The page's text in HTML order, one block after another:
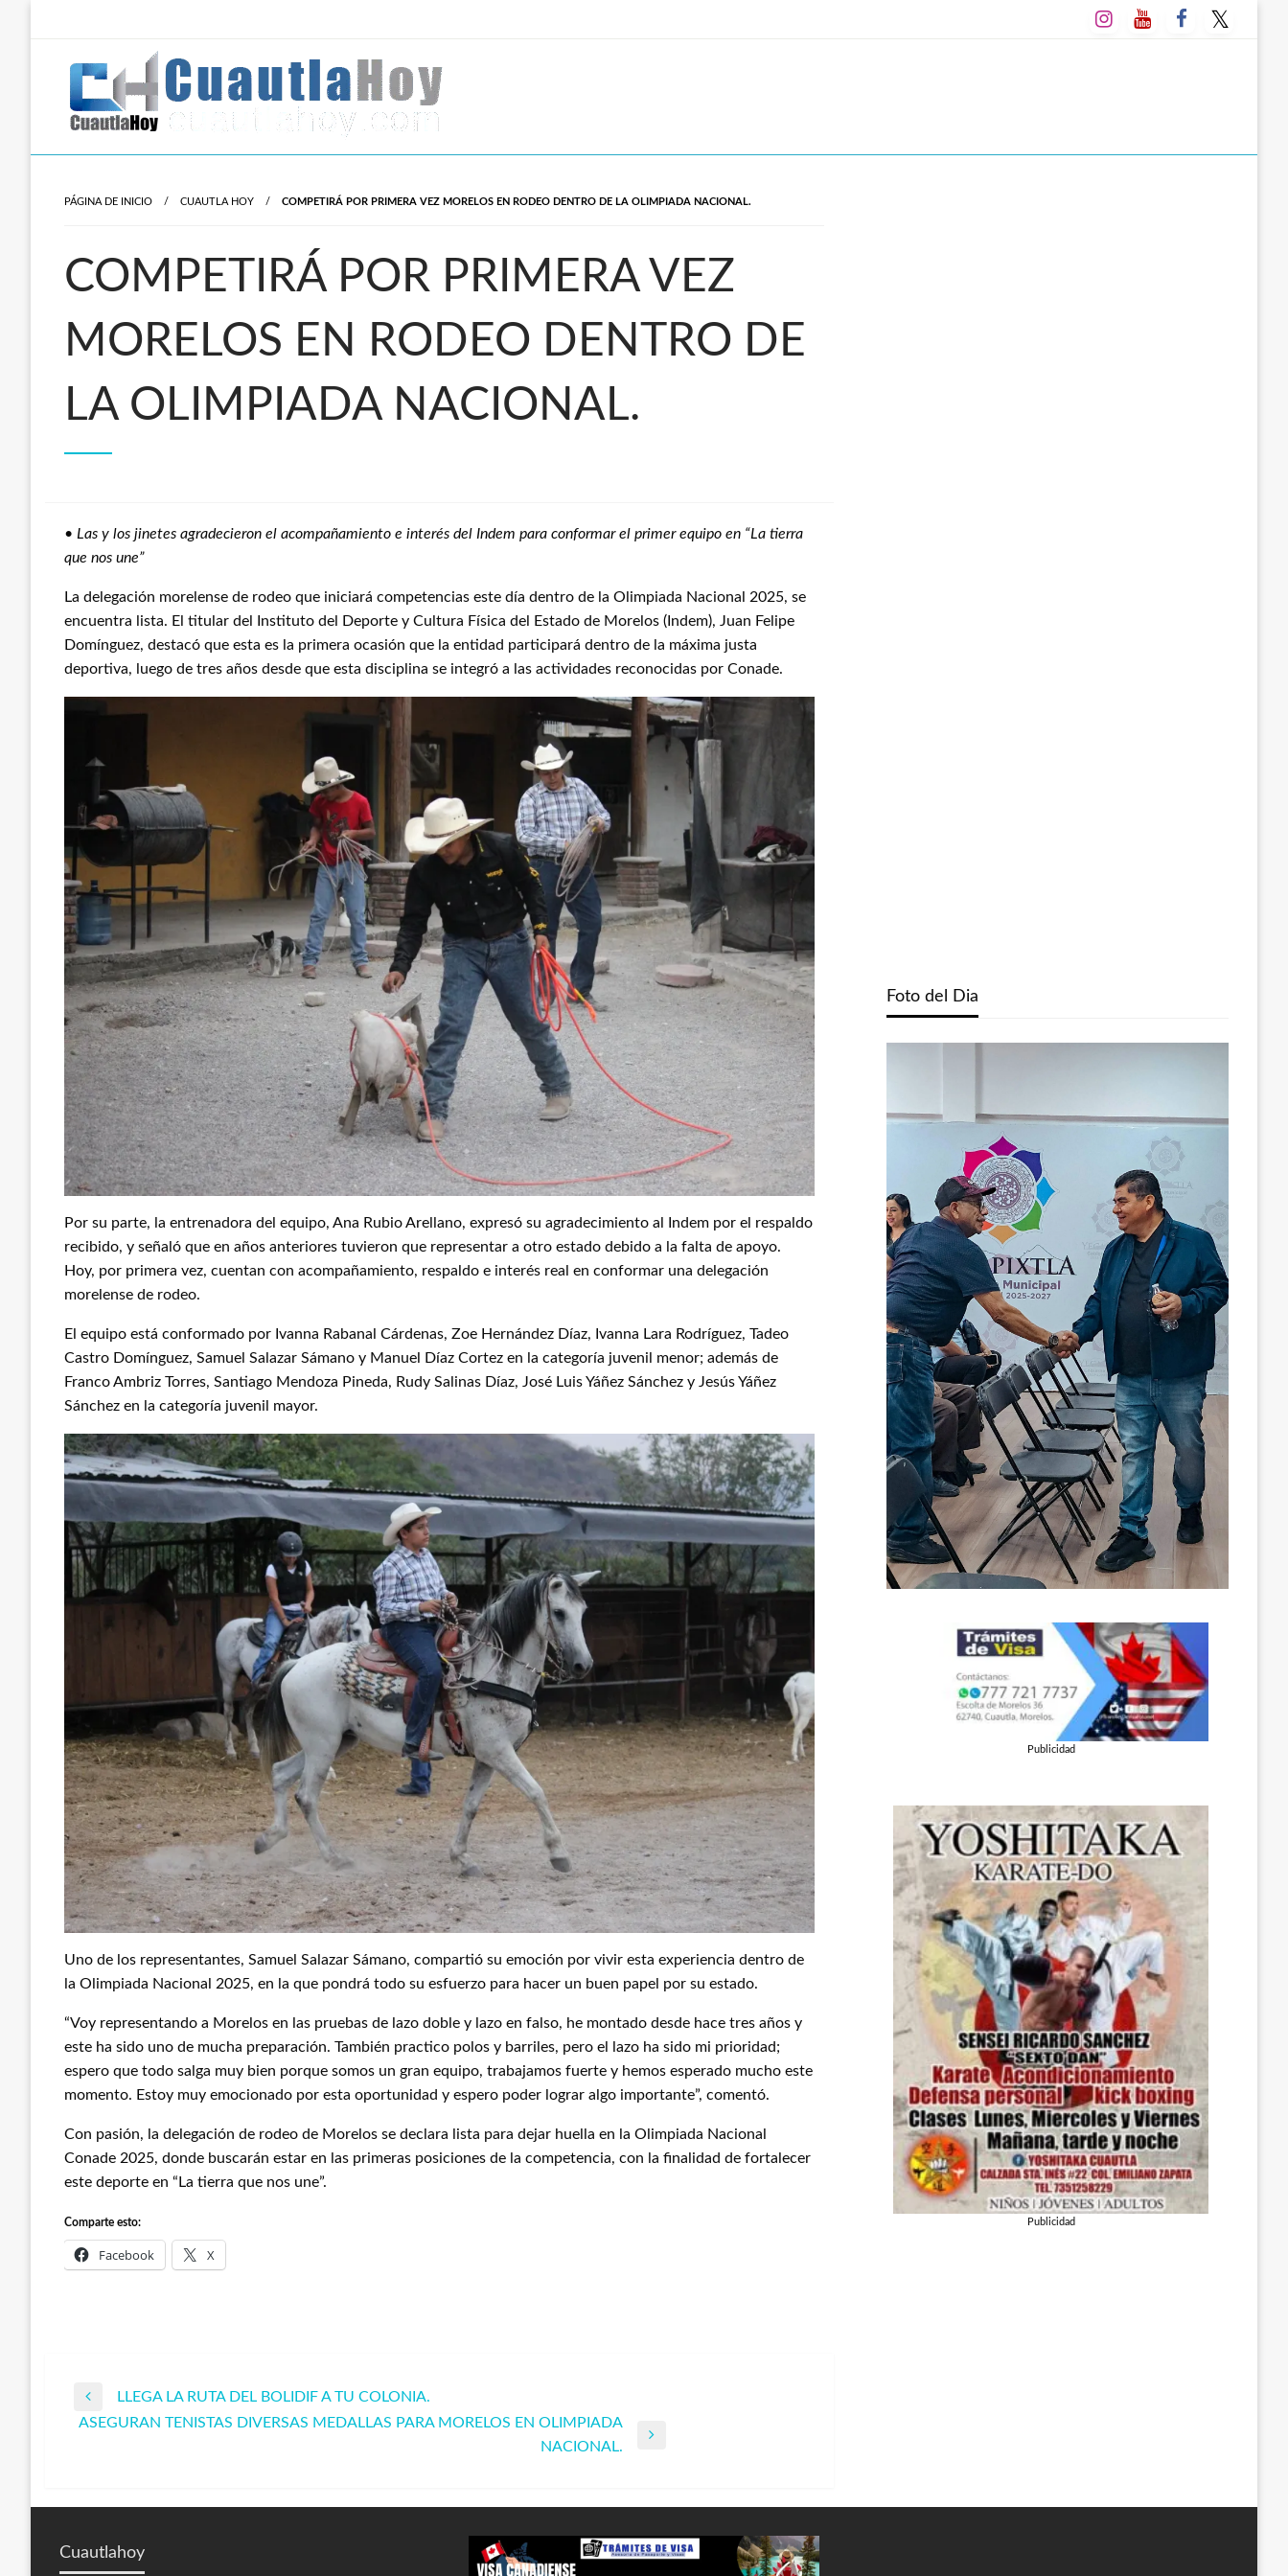
Revista digital del oriente de Morelos.
PÁGINA DE INICIO CUAUTLA HOY COMPETIRÁ POR PRIMERA VEZ MORELOS EN RODEO DENTRO DE LA OLIMPIADA NACIONAL.
COMPETIRÁ POR PRIMERA VEZ
MORELOS EN RODEO DENTRO DE
LA OLIMPIADA NACIONAL.
• Las y los jinetes agradecieron el acompañamiento e interés del Indem para conformar el primer equipo en “La tierra
que nos une”
La delegación morelense de rodeo que iniciará competencias este día dentro de la Olimpiada Nacional 2025, se
encuentra lista. El titular del Instituto del Deporte y Cultura Física del Estado de Morelos (Indem), Juan Felipe
Domínguez, destacó que esta es la primera ocasión que la entidad participará dentro de la máxima justa
deportiva, luego de tres años desde que esta disciplina se integró a las actividades reconocidas por Conade.
Por su parte, la entrenadora del equipo, Ana Rubio Arellano, expresó su agradecimiento al Indem por el respaldo
recibido, y señaló que en años anteriores tuvieron que representar a otro estado debido a la falta de apoyo.
Hoy, por primera vez, cuentan con acompañamiento, respaldo e interés real en conformar una delegación
morelense de rodeo.
El equipo está conformado por Ivanna Rabanal Cárdenas, Zoe Hernández Díaz, Ivanna Lara Rodríguez, Tadeo
Castro Domínguez, Samuel Salazar Sámano y Manuel Díaz Cortez en la categoría juvenil menor; además de
Franco Ambriz Torres, Santiago Mendoza Pineda, Rudy Salinas Díaz, José Luis Yáñez Sánchez y Jesús Yáñez
Sánchez en la categoría juvenil mayor.
Uno de los representantes, Samuel Salazar Sámano, compartió su emoción por vivir esta experiencia dentro de
la Olimpiada Nacional 2025, en la que pondrá todo su esfuerzo para hacer un buen papel por su estado.
“Voy representando a Morelos en las pruebas de lazo doble y lazo en falso, he montado desde hace tres años y
este ha sido uno de mucha preparación. También practico polos y barriles, pero el lazo ha sido mi prioridad;
espero que todo salga muy bien porque somos un gran equipo, trabajamos fuerte y hemos esperado mucho este
momento. Estoy muy emocionado por esta oportunidad y espero poder lograr algo importante”, comentó.
Con pasión, la delegación de rodeo de Morelos se declara lista para dejar huella en la Olimpiada Nacional
Conade 2025, donde buscarán estar en las primeras posiciones de la competencia, con la finalidad de fortalecer
este deporte en “La tierra que nos une”.
Comparte esto:
Facebook X
Navegación
entradas
Entrada
anterior
LLEGA LA RUTA DEL BOLIDIF A TU COLONIA.
ASEGURAN TENISTAS DIVERSAS MEDALLAS PARA MORELOS EN OLIMPIADA
NACIONAL.
Foto del Dia
Publicidad
Publicidad
Cuautlahoy